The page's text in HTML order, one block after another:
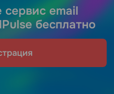
сервис email
бесплатно